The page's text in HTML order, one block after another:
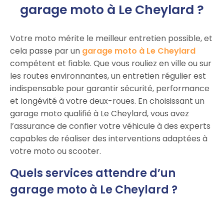
garage moto à Le Cheylard ?
Votre moto mérite le meilleur entretien possible, et
cela passe par un garage moto à Le Cheylard
compétent et fiable. Que vous rouliez en ville ou sur
les routes environnantes, un entretien régulier est
indispensable pour garantir sécurité, performance
et longévité à votre deux-roues. En choisissant un
garage moto qualifié à Le Cheylard, vous avez
l’assurance de confier votre véhicule à des experts
capables de réaliser des interventions adaptées à
votre moto ou scooter.
Quels services attendre d’un
garage moto à Le Cheylard ?